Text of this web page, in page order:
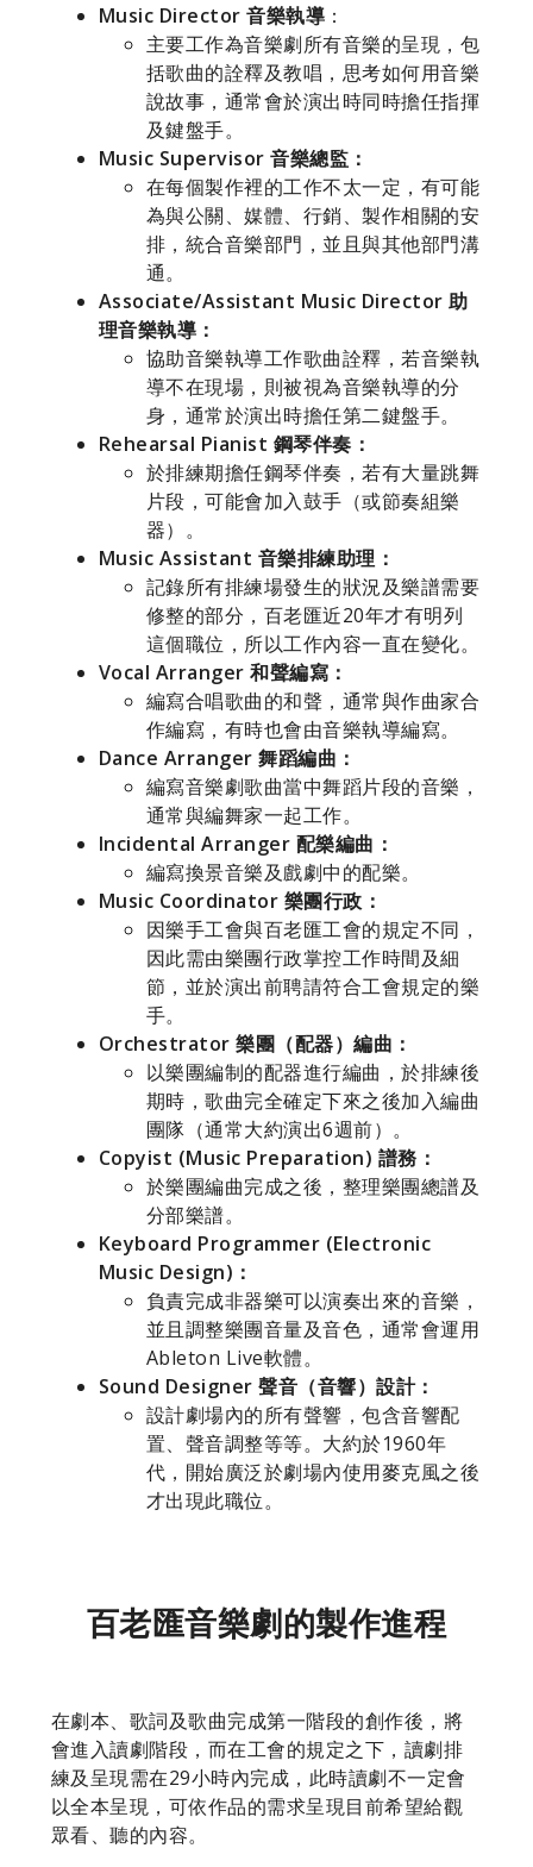
Music Director 音樂執導 ：
主要工作為音樂劇所有音樂的呈現，包
括歌曲的詮釋及教唱，思考如何用音樂
說故事，通常會於演出時同時擔任指揮
及鍵盤手。
Music Supervisor 音樂總監：
在每個製作裡的工作不太一定，有可能
為與公關、媒體、行銷、製作相關的安
排，統合音樂部門，並且與其他部門溝
通。
Associate/Assistant Music Director 助
理音樂執導：
協助音樂執導工作歌曲詮釋，若音樂執
導不在現場，則被視為音樂執導的分
身，通常於演出時擔任第二鍵盤手。
Rehearsal Pianist 鋼琴伴奏：
於排練期擔任鋼琴伴奏，若有大量跳舞
片段，可能會加入鼓手（或節奏組樂
器）。
Music Assistant 音樂排練助理：
記錄所有排練場發生的狀況及樂譜需要
修整的部分，百老匯近20年才有明列
這個職位，所以工作內容一直在變化。
Vocal Arranger 和聲編寫：
編寫合唱歌曲的和聲，通常與作曲家合
作編寫，有時也會由音樂執導編寫。
Dance Arranger 舞蹈編曲：
編寫音樂劇歌曲當中舞蹈片段的音樂，
通常與編舞家一起工作。
Incidental Arranger 配樂編曲：
編寫換景音樂及戲劇中的配樂。
Music Coordinator 樂團行政：
因樂手工會與百老匯工會的規定不同，
因此需由樂團行政掌控工作時間及細
節，並於演出前聘請符合工會規定的樂
手。
Orchestrator 樂團（配器）編曲：
以樂團編制的配器進行編曲，於排練後
期時，歌曲完全確定下來之後加入編曲
團隊（通常大約演出6週前）。
Copyist (Music Preparation) 譜務：
於樂團編曲完成之後，整理樂團總譜及
分部樂譜。
Keyboard Programmer (Electronic
Music Design)：
負責完成非器樂可以演奏出來的音樂，
並且調整樂團音量及音色，通常會運用
Ableton Live軟體。
Sound Designer 聲音（音響）設計：
設計劇場內的所有聲響，包含音響配
置、聲音調整等等。大約於1960年
代，開始廣泛於劇場內使用麥克風之後
才出現此職位。
百老匯音樂劇的製作進程
在劇本、歌詞及歌曲完成第一階段的創作後，將
會進入讀劇階段，而在工會的規定之下，讀劇排
練及呈現需在29小時內完成，此時讀劇不一定會
以全本呈現，可依作品的需求呈現目前希望給觀
眾看、聽的內容。